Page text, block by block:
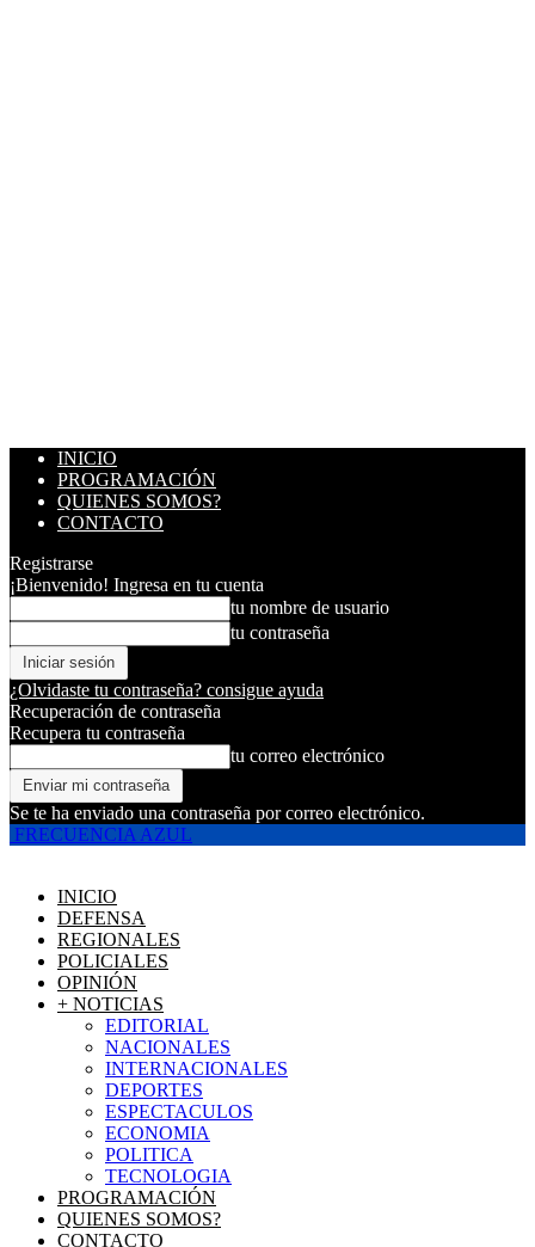
INICIO
PROGRAMACIÓN
QUIENES SOMOS?
CONTACTO
Registrarse
¡Bienvenido! Ingresa en tu cuenta
tu nombre de usuario
tu contraseña
¿Olvidaste tu contraseña? consigue ayuda
Recuperación de contraseña
Recupera tu contraseña
tu correo electrónico
Se te ha enviado una contraseña por correo electrónico.
FRECUENCIA AZUL
INICIO
DEFENSA
REGIONALES
POLICIALES
OPINIÓN
+ NOTICIAS
EDITORIAL
NACIONALES
INTERNACIONALES
DEPORTES
ESPECTACULOS
ECONOMIA
POLITICA
TECNOLOGIA
PROGRAMACIÓN
QUIENES SOMOS?
CONTACTO